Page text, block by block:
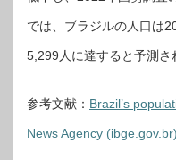
では、ブラジルの人口は
5,299人に達すると予測さ
参考文献： Brazil’s
News Agency (ibge.gov.br)